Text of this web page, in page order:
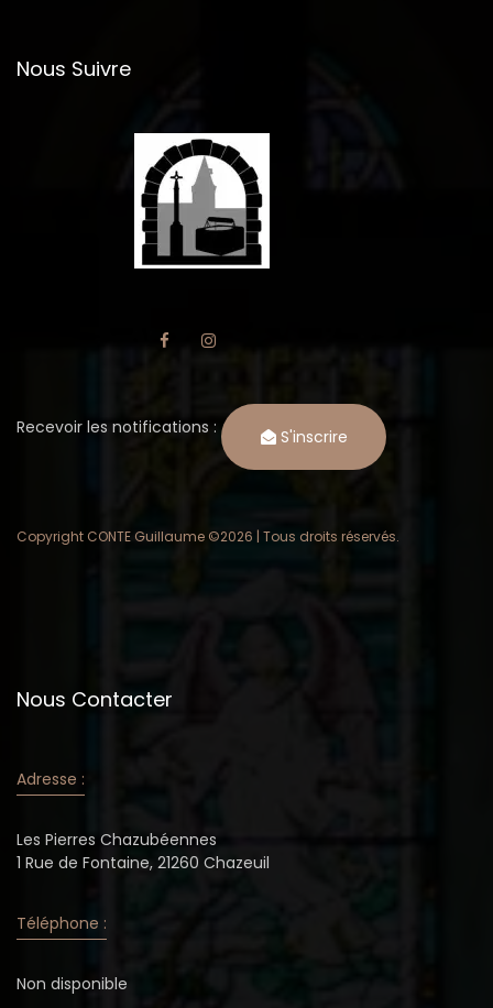
Nous Suivre
Recevoir les notifications : S'inscrire
Copyright CONTE Guillaume ©2026 | Tous droits réservés.
Nous Contacter
Adresse :
Les Pierres Chazubéennes
1 Rue de Fontaine, 21260 Chazeuil
Téléphone :
Non disponible